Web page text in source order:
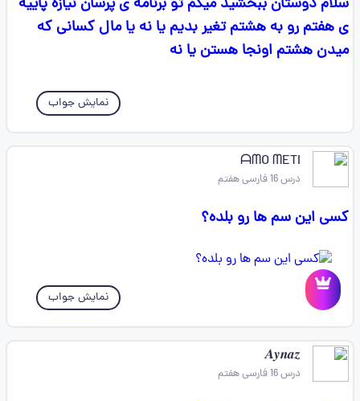
ی هفتم رو به هشتم تغیر بدیم یا نه یا مال کسانی که
میدن هشتم اونجا هستن یا نه
نمایش جواب
ᗩᗰO ᗰETI
درس 16 فارسی هفتم
کسی این سم ها رو بلده؟
نمایش جواب
𝑨𝒚𝒏𝒂𝒛
درس 16 فارسی هفتم